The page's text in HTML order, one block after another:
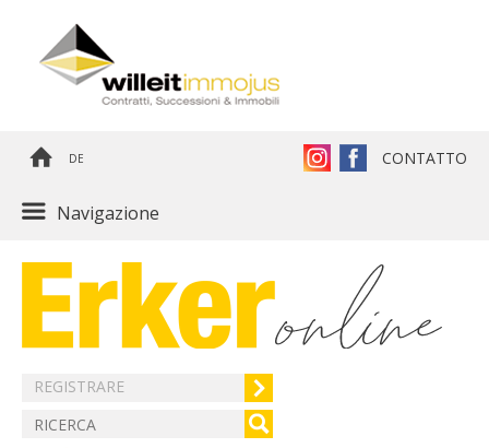
DE CONTATTO
Navigazione
REGISTRARE